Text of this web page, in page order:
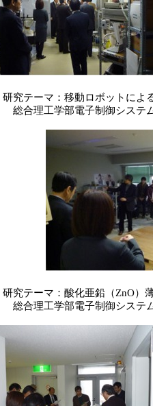
テーマ：移動ロボットによ
工学部電子制御システム
テーマ：酸化亜鉛（ZnO）
工学部電子制御システム